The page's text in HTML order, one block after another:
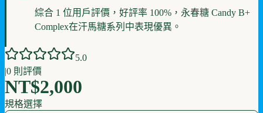
綜合 1 位用戶評價，好評率 100%，永春糖 Candy B+
Complex在汗馬糖系列中表現優異。
5.0
|0 則評價
NT$2,000
規格選擇